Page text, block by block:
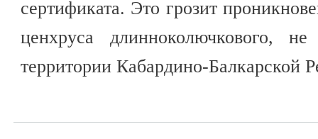
сертификата. Это грозит
ценхруса длинноколючкового, не
территории Кабардино-Балкарской